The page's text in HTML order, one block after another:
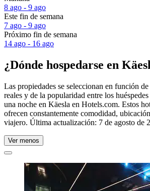
8 ago - 9 ago
Este fin de semana
7 ago - 9 ago
Próximo fin de semana
14 ago - 16 ago
¿Dónde hospedarse en
Las propiedades se seleccionan en función
reales y de la popularidad entre los
una noche en Käesla en Hotels.com. Estos
ofrecen constantemente comodidad,
viajero. Última actualización: 7 de agosto de
Ver menos